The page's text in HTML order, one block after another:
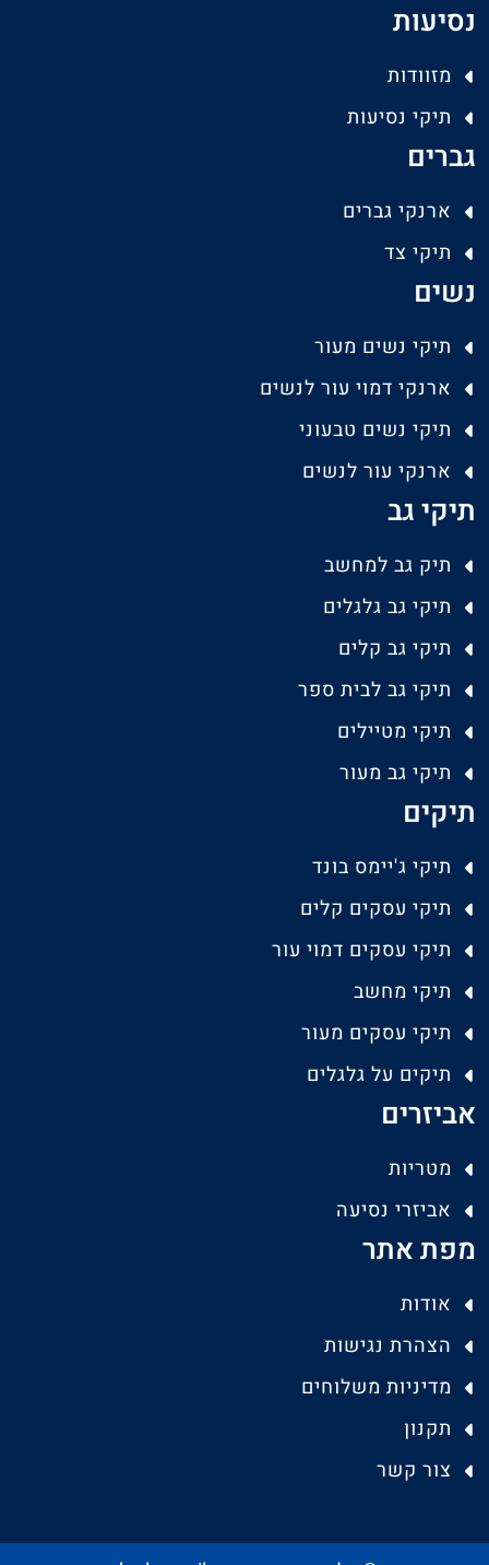
נסיעות
מזוודות
תיקי נסיעות
גברים
ארנקי גברים
תיקי צד
נשים
תיקי נשים מעור
ארנקי דמוי עור לנשים
תיקי נשים טבעוני
ארנקי עור לנשים
תיקי גב
תיק גב למחשב
תיקי גב גלגלים
תיקי גב קלים
תיקי גב לבית ספר
תיקי מטיילים
תיקי גב מעור
תיקים
תיקי ג'יימס בונד
תיקי עסקים קלים
תיקי עסקים דמוי עור
תיקי מחשב
תיקי עסקים מעור
תיקים על גלגלים
אביזרים
מטריות
אביזרי נסיעה
מפת אתר
אודות
הצהרת נגישות
מדיניות משלוחים
תקנון
צור קשר